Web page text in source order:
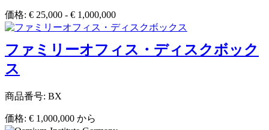
価格: € 25,000 - € 1,000,000
ファミリーオフィス・ディスクボック
ス
商品番号: BX
価格: € 1,000,000 から